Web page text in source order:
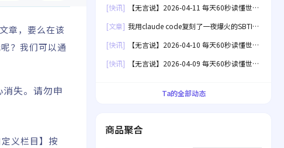
章，要么在该
？我们可以通
失。请勿申
义栏目】按
[快讯]
【无言说】2026-04-11 每天60秒读懂世
[文章] 我用claude code复刻了一夜爆火的SBTI
[快讯]
【无言说】2026-04-10 每天60秒读懂世
[快讯]
【无言说】2026-04-09 每天60秒读懂世
Ta的全部动态
商品聚合